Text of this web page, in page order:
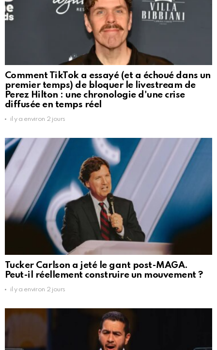
Comment TikTok a essayé (et a échoué dans un
premier temps) de bloquer le livestream de
Perez Hilton : une chronologie d'une crise
diffusée en temps réel
il y a environ 2 jours
Tucker Carlson a jeté le gant post-MAGA.
Peut-il réellement construire un mouvement ?
il y a environ 2 jours